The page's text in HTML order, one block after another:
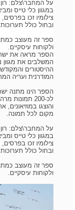
במגוון כלי טייס
צילומיו זכו
ובחול כולל תערוכות
ספר זה מעוצב
ולקוחות עיסקיים.
הספר מראה את
המשלבים את מגוון
ההיסטורים
המודרנית ועריה
הספר הינו מתנה
לכ-200
והוצגו במוזיאונים,
מקום לכל תמונה.
במגוון כלי טייס
צילומיו זכו
ובחול כולל תערוכות
ספר זה מעוצב
ולקוחות עיסקיים.